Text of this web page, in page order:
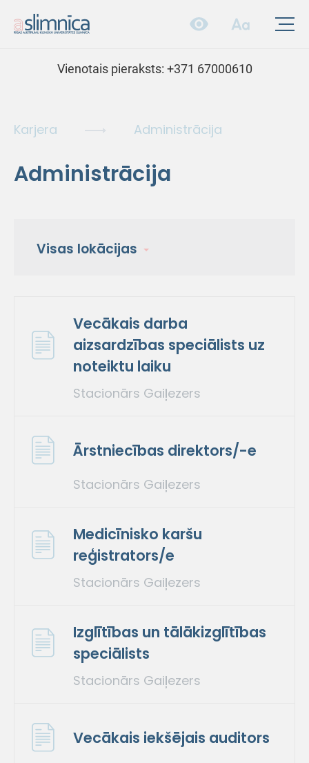
Vienotais pieraksts: +371 67000610
Karjera Administrācija
Administrācija
Visas lokācijas
Vecākais darba
aizsardzības speciālists uz
noteiktu laiku
Stacionārs Gaiļezers
Ārstniecības direktors/-e
Stacionārs Gaiļezers
Medicīnisko karšu
reģistrators/e
Stacionārs Gaiļezers
Izglītības un tālākizglītības
speciālists
Stacionārs Gaiļezers
Vecākais iekšējais auditors